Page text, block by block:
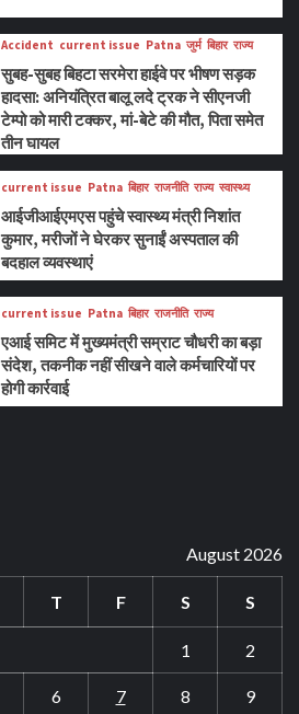
Accident current issue Patna जुर्म बिहार राज्य
सुबह-सुबह बिहटा सरमेरा हाईवे पर भीषण सड़क
हादसा: अनियंत्रित बालू लदे ट्रक ने सीएनजी
टेम्पो को मारी टक्कर, मां-बेटे की मौत, पिता समेत
तीन घायल
current issue Patna बिहार राजनीति राज्य स्वास्थ्य
आईजीआईएमएस पहुंचे स्वास्थ्य मंत्री निशांत
कुमार, मरीजों ने घेरकर सुनाईं अस्पताल की
बदहाल व्यवस्थाएं
current issue Patna बिहार राजनीति राज्य
एआई समिट में मुख्यमंत्री सम्राट चौधरी का बड़ा
संदेश, तकनीक नहीं सीखने वाले कर्मचारियों पर
होगी कार्रवाई
August 2026
T F S S
1 2
6 7 8 9